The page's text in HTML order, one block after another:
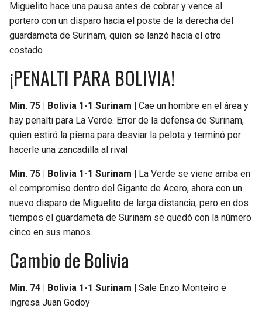
Miguelito hace una pausa antes de cobrar y vence al
portero con un disparo hacia el poste de la derecha del
guardameta de Surinam, quien se lanzó hacia el otro
costado
¡PENALTI PARA BOLIVIA!
Min. 75 | Bolivia 1-1 Surinam |
Cae un hombre en el área y
hay penalti para La Verde. Error de la defensa de Surinam,
quien estiró la pierna para desviar la pelota y terminó por
hacerle una zancadilla al rival
Min. 75 | Bolivia 1-1 Surinam |
La Verde se viene arriba en
el compromiso dentro del Gigante de Acero, ahora con un
nuevo disparo de Miguelito de larga distancia, pero en dos
tiempos el guardameta de Surinam se quedó con la número
cinco en sus manos.
Cambio de Bolivia
Min. 74 | Bolivia 1-1 Surinam |
Sale Enzo Monteiro e
ingresa Juan Godoy